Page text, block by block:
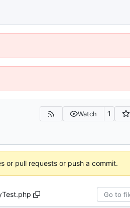
Watch 1
or pull requests or push a commit.